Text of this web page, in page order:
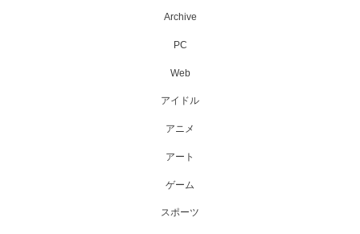
Archive
PC
Web
アイドル
アニメ
アート
ゲーム
スポーツ